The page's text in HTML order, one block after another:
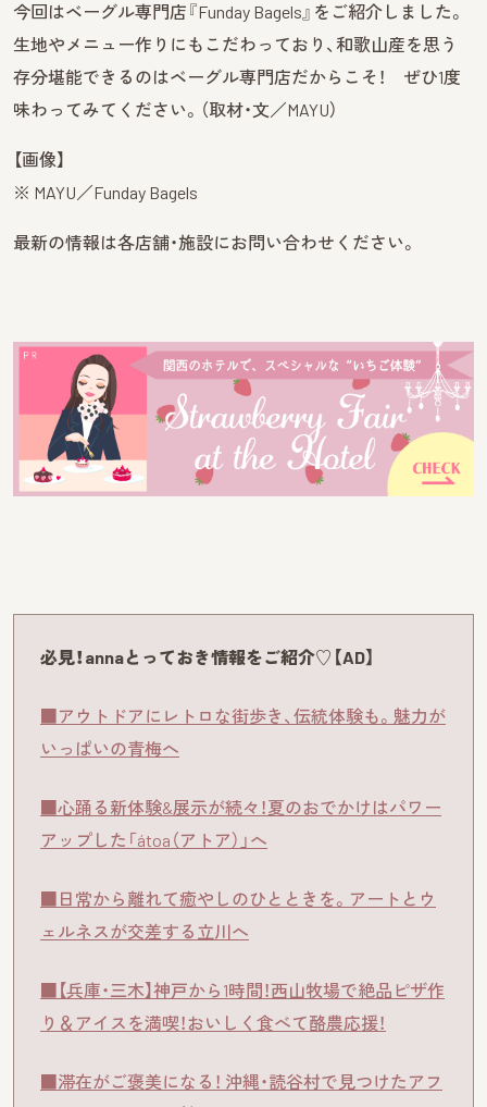
今回はベーグル専門店『Funday Bagels』をご紹介しました。
生地やメニュー作りにもこだわっており、和歌山産を思う
存分堪能できるのはベーグル専門店だからこそ！ ぜひ1度
味わってみてください。（取材・文／MAYU）
【画像】
※ MAYU／Funday Bagels
最新の情報は各店舗・施設にお問い合わせください。
必見！annaとっておき情報をご紹介♡【AD】
■アウトドアにレトロな街歩き、伝統体験も。魅力が
いっぱいの青梅へ
■心踊る新体験&展示が続々！夏のおでかけはパワー
アップした「átoa（アトア）」へ
■日常から離れて癒やしのひとときを。アートとウ
ェルネスが交差する立川へ
■【兵庫・三木】神戸から1時間！西山牧場で絶品ピザ作
り＆アイスを満喫！おいしく食べて酪農応援！
■滞在がご褒美になる！ 沖縄・読谷村で見つけたアフ